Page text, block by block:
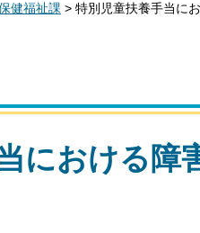
健福祉課 > 特別児童扶養手当に
における障